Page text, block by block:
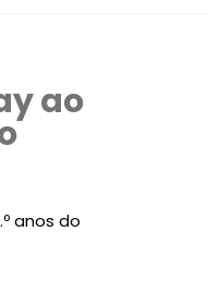
ao
anos do